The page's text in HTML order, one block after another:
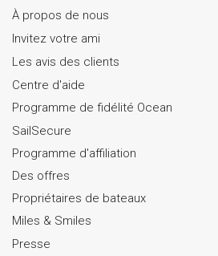
À propos de nous
Invitez votre ami
Les avis des clients
Centre d'aide
Programme de fidélité Ocean
SailSecure
Programme d'affiliation
Des offres
Propriétaires de bateaux
Miles & Smiles
Presse